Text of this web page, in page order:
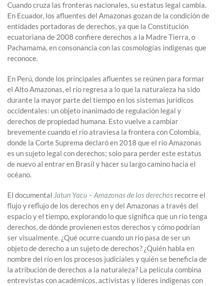
Cuando cruza las fronteras nacionales, su estatus legal cambia.
En Ecuador, los afluentes del Amazonas gozan de la condición de
entidades portadoras de derechos, ya que la Constitución
ecuatoriana de 2008 confiere derechos a la Madre Tierra, o
Pachamama, en consonancia con las cosmologías indígenas que
reconoce.
En Perú, donde los principales afluentes se reúnen para formar
el Alto Amazonas, el río regresa a lo que la naturaleza ha sido
durante la mayor parte del tiempo en los sistemas jurídicos
occidentales: un objeto inanimado de regulación legal y
derechos de propiedad humana. Esto vuelve a cambiar
brevemente cuando el río atraviesa la frontera con Colombia,
donde la Corte Suprema declaró en 2018 que el río Amazonas
es un sujeto legal con derechos; solo para perder este estatus
de nuevo al entrar en Brasil y hacer su largo camino hacia el
océano.
El documental Jatun Yacu – Amazonas de los derechos recorre el
flujo y reflujo de los derechos en y del Amazonas a través del
espacio y el tiempo, explorando lo que significa que un río tenga
derechos, de dónde provienen estos derechos y cómo podrían
ser visualmente. ¿Qué ocurre cuando un río pasa de ser un
objeto de derecho a un sujeto de derechos? ¿Quién habla en
nombre del río en los procesos judiciales y quién se beneficia de
la atribución de derechos a la naturaleza? La película combina
entrevistas con académicos, activistas y líderes indígenas con